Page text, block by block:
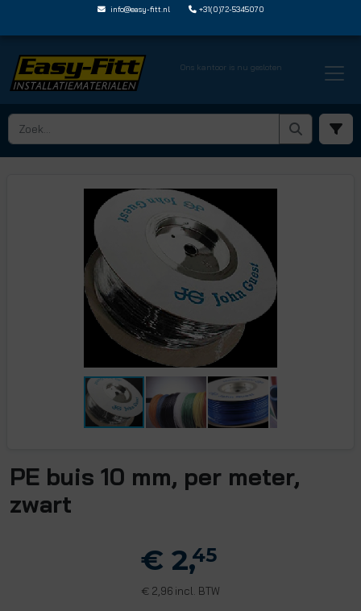
info@easy-fitt.nl +31(0)72-5345070
Ons kantoor is nu gesloten
HOME › POLYETHYLEEN PE BUIZEN › PE 1007 PM E
PE buis 10 mm, per meter,
zwart
€ 2,45
€ 2,96 incl. BTW